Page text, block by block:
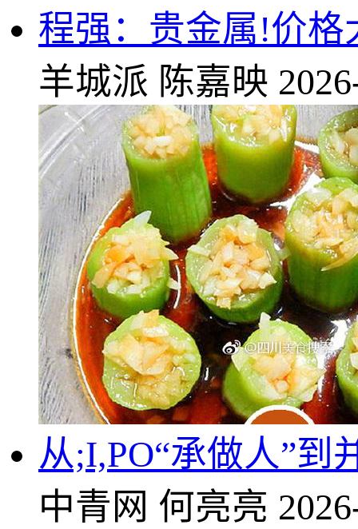
程强：贵金属!价格
羊城派 陈嘉映
从;I,PO“承做人”到
中青网 何亮亮